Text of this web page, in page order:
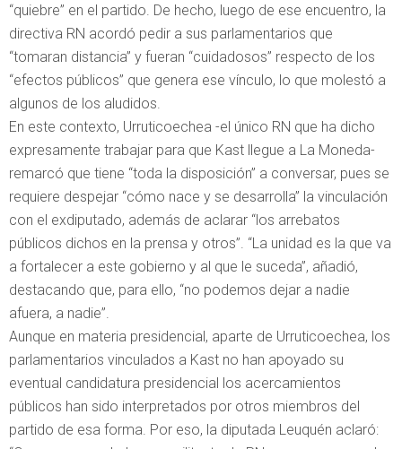
“quiebre” en el partido. De hecho, luego de ese encuentro, la
directiva RN acordó pedir a sus parlamentarios que
“tomaran distancia” y fueran “cuidadosos” respecto de los
“efectos públicos” que genera ese vínculo, lo que molestó a
algunos de los aludidos.
En este contexto, Urruticoechea -el único RN que ha dicho
expresamente trabajar para que Kast llegue a La Moneda-
remarcó que tiene “toda la disposición” a conversar, pues se
requiere despejar “cómo nace y se desarrolla” la vinculación
con el exdiputado, además de aclarar “los arrebatos
públicos dichos en la prensa y otros”. “La unidad es la que va
a fortalecer a este gobierno y al que le suceda”, añadió,
destacando que, para ello, “no podemos dejar a nadie
afuera, a nadie”.
Aunque en materia presidencial, aparte de Urruticoechea, los
parlamentarios vinculados a Kast no han apoyado su
eventual candidatura presidencial los acercamientos
públicos han sido interpretados por otros miembros del
partido de esa forma. Por eso, la diputada Leuquén aclaró: